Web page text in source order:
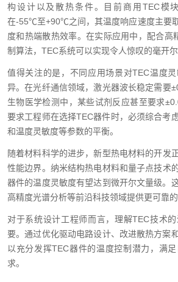
构设计以及散热条件。目前商用TEC模
在-55℃至+90℃之间，其温度响应速度主要
度和热端散热效率。在实际应用中，配合高
制算法，TEC系统可以实现令人惊叹的毫开尔
值得关注的是，不同应用场景对TEC温度
异。在光纤通信领域，激光器波长稳定需要
生物医学检测中，某些试剂反应甚至要求
要求工程师在选择TEC器件时，必须综合考
和温度灵敏度等参数的平衡。
随着材料科学的进步，新型热电材料的开发
性能边界。纳米结构热电材料和量子点技术
器件的温度灵敏度有望达到微开尔文量级。
高精度光谱分析等前沿科技领域提供更可靠的
对于系统设计工程师而言，理解TEC技术
要。通过优化驱动电路设计、改进散热方案
以充分发挥TEC器件的温度控制潜力，满
求。